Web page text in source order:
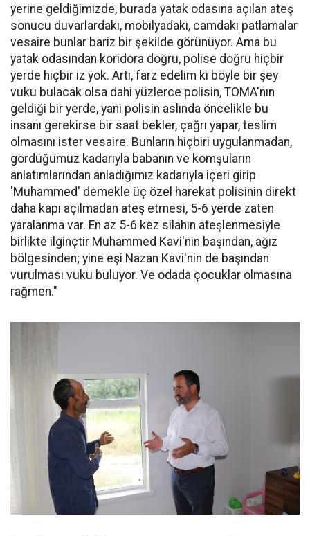
yerine geldiğimizde, burada yatak odasına açılan ateş
sonucu duvarlardaki, mobilyadaki, camdaki patlamalar
vesaire bunlar bariz bir şekilde görünüyor. Ama bu
yatak odasından koridora doğru, polise doğru hiçbir
yerde hiçbir iz yok. Artı, farz edelim ki böyle bir şey
vuku bulacak olsa dahi yüzlerce polisin, TOMA'nın
geldiği bir yerde, yani polisin aslında öncelikle bu
insanı gerekirse bir saat bekler, çağrı yapar, teslim
olmasını ister vesaire. Bunların hiçbiri uygulanmadan,
gördüğümüz kadarıyla babanın ve komşuların
anlatımlarından anladığımız kadarıyla içeri girip
'Muhammed' demekle üç özel harekat polisinin direkt
daha kapı açılmadan ateş etmesi, 5-6 yerde zaten
yaralanma var. En az 5-6 kez silahın ateşlenmesiyle
birlikte ilginçtir Muhammed Kavi'nin başından, ağız
bölgesinden; yine eşi Nazan Kavi'nin de başından
vurulması vuku buluyor. Ve odada çocuklar olmasına
rağmen."